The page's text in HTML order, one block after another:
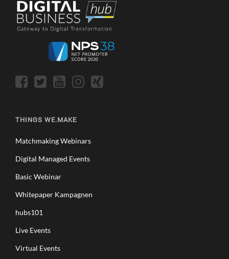
THINGS WE.MAKE
Matchmaking Webinars
Digital Managed Events
Basic Webinar
Whitepaper Kampagnen
hubs101
Live Events
Virtual Events